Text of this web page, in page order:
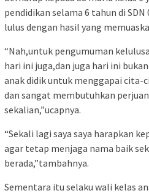
pendidikan selama 6 tahun di
lulus dengan hasil yang
“Nah,untuk pengumuman
hari ini juga,dan juga hari ini
anak didik untuk menggapai cita-
dan sangat membutuhkan
sekalian,”ucapnya.
“Sekali lagi saya saya harapkan
agar tetap menjaga nama baik
berada,”tambahnya.
Sementara itu selaku wali kelas